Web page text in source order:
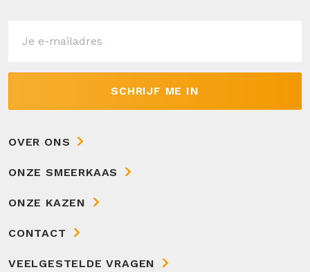
OVER ONS
ONZE SMEERKAAS
ONZE KAZEN
CONTACT
VEELGESTELDE VRAGEN
SCHRIJF ME IN